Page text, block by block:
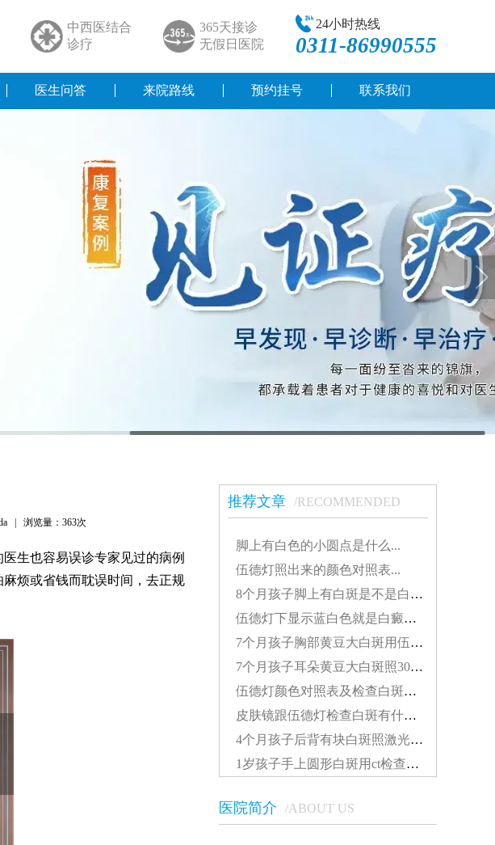
中西医结合
诊疗
365天接诊
无假日医院
24小时热线
0311-86990555
医生问答 来院路线 预约挂号 联系我们
| 浏览量： 363次
生也容易误诊专家见过的病例
烦或省钱而耽误时间，去正规
推荐文章 /RECOMMENDED
脚上有白色的小圆点是什么...
伍德灯照出来的颜色对照表...
8个月孩子脚上有白斑是不是白癜风怎么治疗好...
伍德灯下显示蓝白色就是白癜风吗...
7个月孩子胸部黄豆大白斑用伍德灯能检查出来吗...
7个月孩子耳朵黄豆大白斑照308激光发红对患处好不好...
伍德灯颜色对照表及检查白斑准确性探讨...
皮肤镜跟伍德灯检查白斑有什么差别...
4个月孩子后背有块白斑照激光多久能看到效果...
1岁孩子手上圆形白斑用ct检查准还是伍德灯准确...
医院简介 /ABOUT US